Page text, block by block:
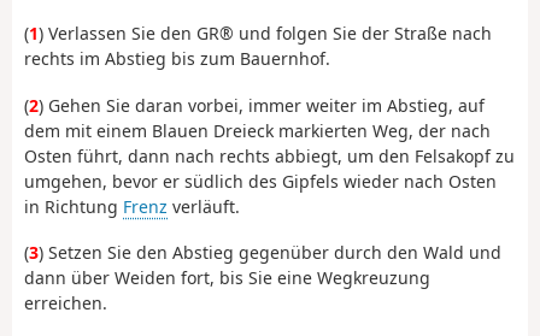
(1) Verlassen Sie den GR® und folgen Sie der Straße nach
rechts im Abstieg bis zum Bauernhof.
(2) Gehen Sie daran vorbei, immer weiter im Abstieg, auf
dem mit einem Blauen Dreieck markierten Weg, der nach
Osten führt, dann nach rechts abbiegt, um den Felsakopf zu
umgehen, bevor er südlich des Gipfels wieder nach Osten
in Richtung Frenz verläuft.
(3) Setzen Sie den Abstieg gegenüber durch den Wald und
dann über Weiden fort, bis Sie eine Wegkreuzung
erreichen.